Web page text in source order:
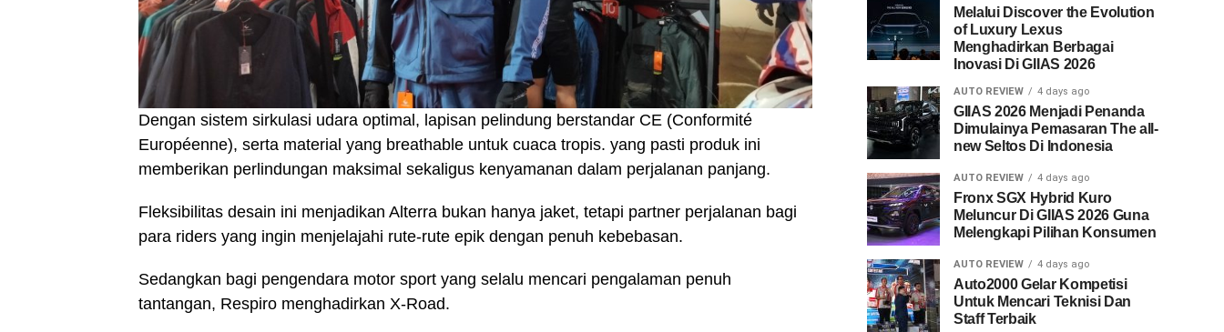
Dengan sistem sirkulasi udara optimal, lapisan pelindung berstandar CE (Conformité
Européenne), serta material yang breathable untuk cuaca tropis. yang pasti produk ini
memberikan perlindungan maksimal sekaligus kenyamanan dalam perjalanan panjang.
Fleksibilitas desain ini menjadikan Alterra bukan hanya jaket, tetapi partner perjalanan bagi
para riders yang ingin menjelajahi rute-rute epik dengan penuh kebebasan.
Sedangkan bagi pengendara motor sport yang selalu mencari pengalaman penuh
tantangan, Respiro menghadirkan X-Road.
Melalui Discover the Evolution
of Luxury Lexus
Menghadirkan Berbagai
Inovasi Di GIIAS 2026
AUTO REVIEW 4 days ago
GIIAS 2026 Menjadi Penanda
Dimulainya Pemasaran The all-
new Seltos Di Indonesia
AUTO REVIEW 4 days ago
Fronx SGX Hybrid Kuro
Meluncur Di GIIAS 2026 Guna
Melengkapi Pilihan Konsumen
AUTO REVIEW 4 days ago
Auto2000 Gelar Kompetisi
Untuk Mencari Teknisi Dan
Staff Terbaik